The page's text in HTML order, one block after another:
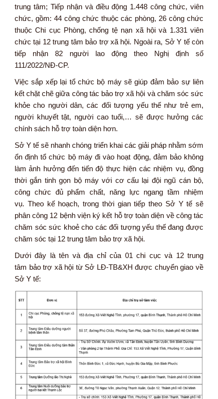
trung tâm; Tiếp nhận và điều động 1.448 công chức, viên
chức, gồm: 44 công chức thuộc các phòng, 26 công chức
thuộc Chi cục Phòng, chống tệ nạn xã hội và 1.331 viên
chức tại 12 trung tâm bảo trợ xã hội. Ngoài ra, Sở Y tế còn
tiếp nhận 82 người lao động theo Nghị định số
111/2022/NĐ-CP.
Việc sắp xếp lại tổ chức bộ máy sẽ giúp đảm bảo sự liên
kết chặt chẽ giữa công tác bảo trợ xã hội và chăm sóc sức
khỏe cho người dân, các đối tượng yếu thế như trẻ em,
người khuyết tật, người cao tuổi,… sẽ được hưởng các
chính sách hỗ trợ toàn diện hơn.
Sở Y tế sẽ nhanh chóng triển khai các giải pháp nhằm sớm
ổn định tổ chức bộ máy đi vào hoạt động, đảm bảo không
làm ảnh hưởng đến tiến độ thực hiện các nhiệm vụ, đồng
thời gắn tinh gọn bộ máy với cơ cấu lại đội ngũ cán bộ,
công chức đủ phẩm chất, năng lực ngang tầm nhiệm
vụ. Theo kế hoạch, trong thời gian tiếp theo Sở Y tế sẽ
phân công 12 bệnh viện ký kết hỗ trợ toàn diện về công tác
chăm sóc sức khoẻ cho các đối tượng yếu thế đang được
chăm sóc tại 12 trung tâm bảo trợ xã hội.
Dưới đây là tên và địa chỉ của 01 chi cục và 12 trung
tâm bảo trợ xã hội từ Sở LĐ-TB&XH được chuyển giao về
Sở Y tế: